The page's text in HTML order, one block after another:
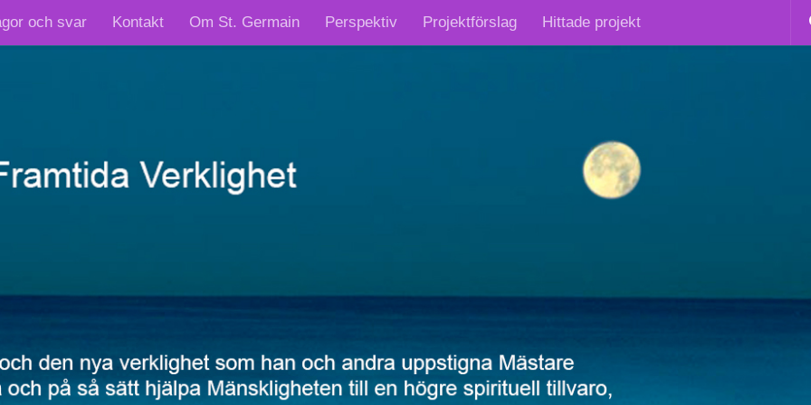
och svar Kontakt Om St. Germain Perspektiv Projektförslag Hittade projekt